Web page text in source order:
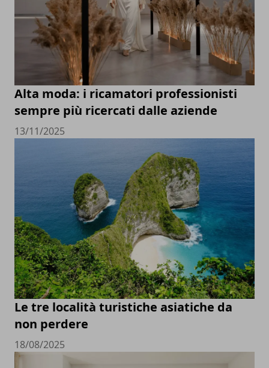
Alta moda: i ricamatori professionisti
sempre più ricercati dalle aziende
13/11/2025
Le tre località turistiche asiatiche da
non perdere
18/08/2025